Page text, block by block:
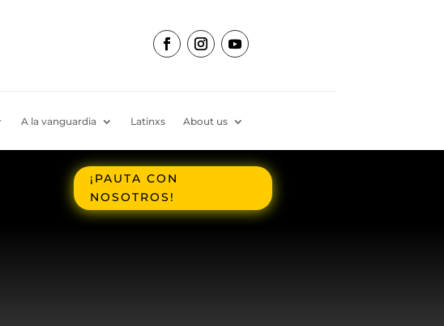
A la vanguardia Latinxs About us
¡PAUTA CON
NOSOTROS!